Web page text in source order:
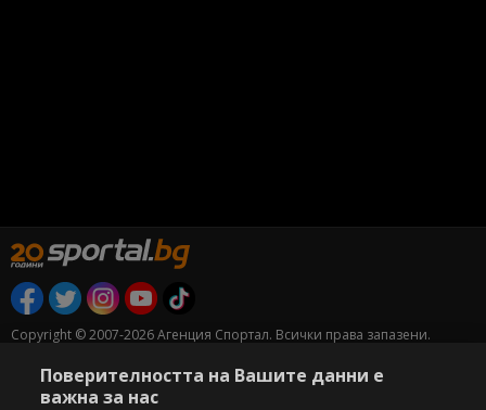
Copyright © 2007-2026 Агенция Спортал. Всички права запазени.
За нас Екип За рекламa
Поверителността на Вашите данни е
важна за нас